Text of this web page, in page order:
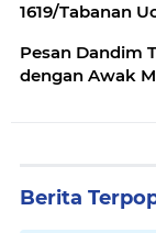
1619/Tabanan
Pesan Dandim
dengan Awak
Berita